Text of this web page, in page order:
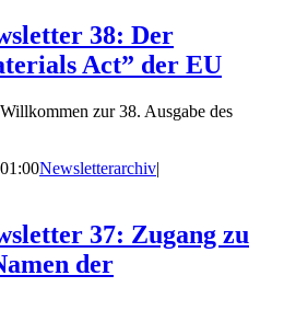
38: Der
Act” der EU
zur 38. Ausgabe des
Newsletterarchiv|
37: Zugang zu
der